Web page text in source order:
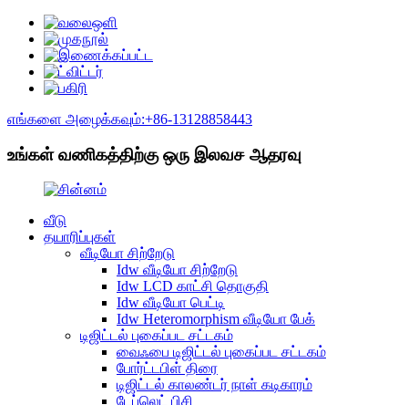
எங்களை அழைக்கவும்:+86-13128858443
உங்கள் வணிகத்திற்கு ஒரு இலவச ஆதரவு
வீடு
தயாரிப்புகள்
வீடியோ சிற்றேடு
Idw வீடியோ சிற்றேடு
Idw LCD காட்சி தொகுதி
Idw வீடியோ பெட்டி
Idw Heteromorphism வீடியோ பேக்
டிஜிட்டல் புகைப்பட சட்டகம்
வைஃபை டிஜிட்டல் புகைப்பட சட்டகம்
போர்ட்டபிள் திரை
டிஜிட்டல் காலண்டர் நாள் கடிகாரம்
டேப்லெட் பிசி